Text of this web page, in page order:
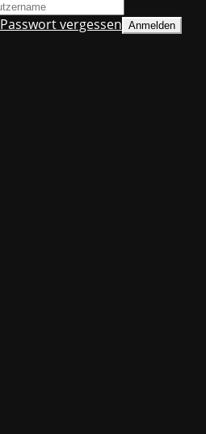
Passwort vergessen